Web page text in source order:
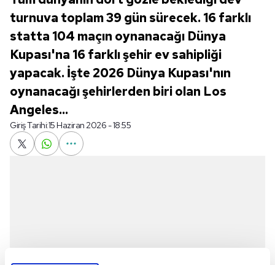
turnuva toplam 39 gün sürecek. 16 farklı
statta 104 maçın oynanacağı Dünya
Kupası'na 16 farklı şehir ev sahipliği
yapacak. İşte 2026 Dünya Kupası'nın
oynanacağı şehirlerden biri olan Los
Angeles...
Giriş Tarihi:15 Haziran 2026 - 18:55